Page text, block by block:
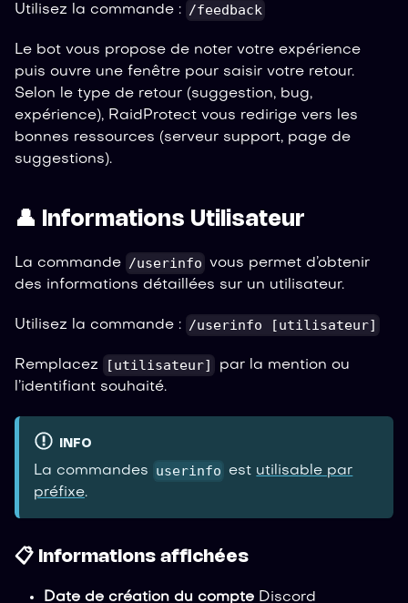
Utilisez la commande : /feedback
Le bot vous propose de noter votre expérience
puis ouvre une fenêtre pour saisir votre retour.
Selon le type de retour (suggestion, bug,
expérience), RaidProtect vous redirige vers les
bonnes ressources (serveur support, page de
suggestions).
👤 Informations Utilisateur
La commande /userinfo vous permet d’obtenir
des informations détaillées sur un utilisateur.
Utilisez la commande : /userinfo [utilisateur]
Remplacez [utilisateur]
par la mention ou
l’identifiant souhaité.
INFO
La commandes userinfo est utilisable par
préfixe.
📋 Informations affichées
Date de création du compte Discord